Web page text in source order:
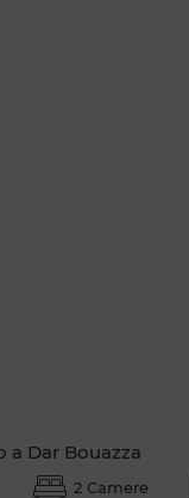
Dar Bouazza
2 Camere